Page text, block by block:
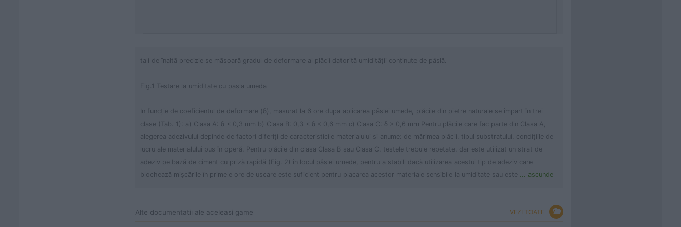
tali de înaltã precizie se mãsoarã gradul de deformare al plăcii datorită umiditãţii conţinute de pâslã.
Fig.1 Testare la umiditate cu pasla umeda
In funcţie de coeficientul de deformare (δ), masurat la 6 ore dupa aplicarea pâslei umede, plăcile din pietre naturale se împart în trei
clase (Tab. 1): a) Clasa A: δ < 0,3 mm b) Clasa B: 0,3 < δ < 0,6 mm c) Clasa C: δ > 0,6 mm Pentru plăcile care fac parte din Clasa A,
alegerea adezivului depinde de factori diferiţi de caracteristicile materialului si anume: de mãrimea plăcii, tipul substratului, condiţiile de
lucru ale materialului pus în operă. Pentru plăcile din clasa Clasa B sau Clasa C, testele trebuie repetate, dar este utilizat un strat de
adeziv pe bazã de ciment cu prizã rapidã (Fig. 2) în locul pâslei umede, pentru a stabili dacã utilizarea acestui tip de adeziv care
blocheazã mişcãrile în primele ore de uscare este suficient pentru placarea acestor materiale sensibile la umiditate sau este ... ascunde
Alte documentatii ale aceleasi game VEZI TOATE